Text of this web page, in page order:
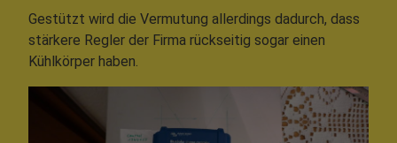
Gestützt wird die Vermutung allerdings dadurch, dass
stärkere Regler der Firma rückseitig sogar einen
Kühlkörper haben.